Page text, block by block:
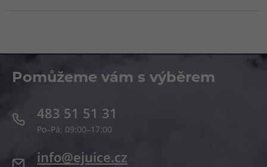
Pomůžeme vám s výběrem
483 51 51 31
Po–Pá: 09:00–17:00
info@ejuice.cz